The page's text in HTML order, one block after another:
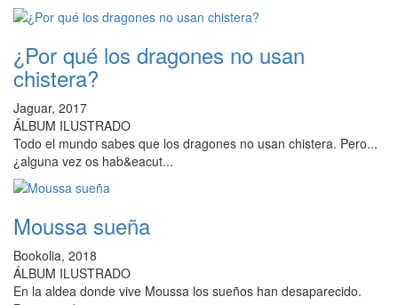
¿Por qué los dragones no usan
chistera?
Jaguar, 2017
ÁLBUM ILUSTRADO
Todo el mundo sabes que los dragones no usan chistera. Pero...
¿alguna vez os hab&eacut...
Moussa sueña
Bookolia, 2018
ÁLBUM ILUSTRADO
En la aldea donde vive Moussa los sueños han desaparecido.